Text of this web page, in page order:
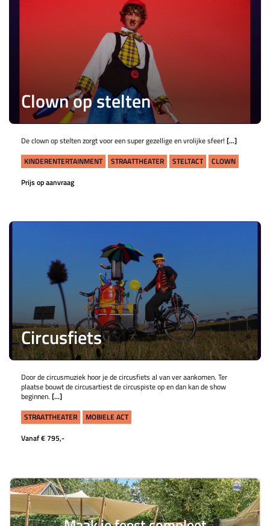
Clown op stelten
De clown op stelten zorgt voor een super gezellige en vrolijke sfeer! [...]
KINDERENTERTAINMENT
STRAATTHEATER STELTACT
CLOWN
Prijs op aanvraag
Circusfiets
Door de circusmuziek hoor je de circusfiets al van ver aankomen. Ter
plaatse bouwt de circusartiest de circuspiste op en dan kan de show
beginnen. [...]
STRAATTHEATER
MOBIELE ACT
Vanaf € 795,-